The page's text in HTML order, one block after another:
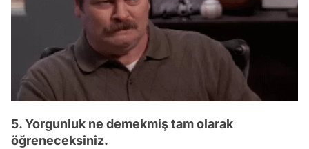
5. Yorgunluk ne demekmiş tam olarak
öğreneceksiniz.